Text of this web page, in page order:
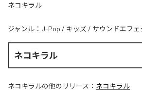
ネコキラル
ジャンル： J-Pop / キッズ / サウンドエフェ
ネコキラル
ネコキラルの他のリリース： ネコキラル